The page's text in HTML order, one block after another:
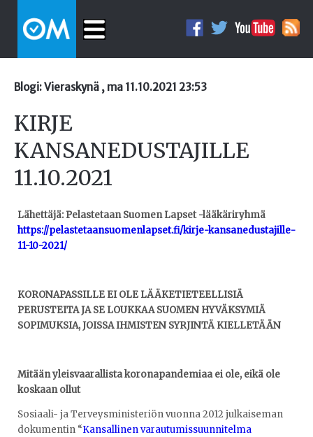
Blogi: Vieraskynä , ma 11.10.2021 23:53
KIRJE
KANSANEDUSTAJILLE
11.10.2021
Lähettäjä: Pelastetaan Suomen Lapset -lääkäriryhmä
https://pelastetaansuomenlapset.fi/kirje-kansanedustajille-
11-10-2021/
KORONAPASSILLE EI OLE LÄÄKETIETEELLISIÄ
PERUSTEITA JA SE LOUKKAA SUOMEN HYVÄKSYMIÄ
SOPIMUKSIA, JOISSA IHMISTEN SYRJINTÄ KIELLETÄÄN
Mitään yleisvaarallista koronapandemiaa ei ole, eikä ole
koskaan ollut
Sosiaali- ja Terveysministeriön vuonna 2012 julkaiseman
dokumentin “Kansallinen varautumissuunnitelma